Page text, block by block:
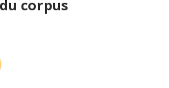
corpus